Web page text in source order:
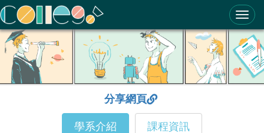
ColleGo! 大學選才與高中育才輔助系統
分享網頁
學系介紹 課程資訊